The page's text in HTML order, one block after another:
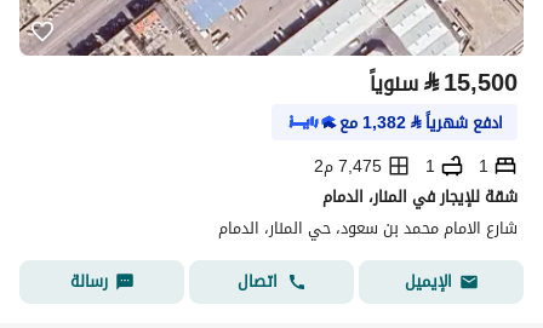
⃁15,500 سنوياً
ادفع شهرياً⃁
1,382مع
1
1
7,475 م2
شقة للإيجار في المنار، الدمام
شارع الامام محمد بن سعود، حي المنار، الدمام
الإيميل
اتصال رسالة